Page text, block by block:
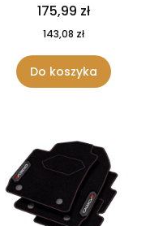
175,99 zł
143,08 zł
Do koszyka